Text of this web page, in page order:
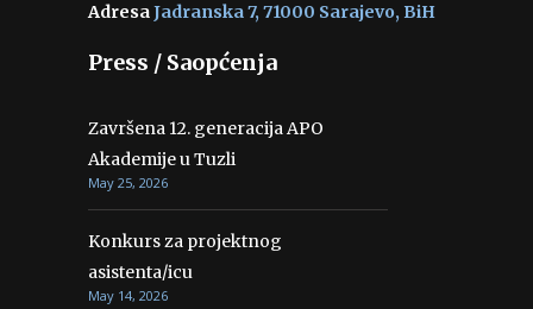
AdresaJadranska 7, 71000 Sarajevo, BiH
Press / Saopćenja
Završena 12. generacija APO
Akademije u Tuzli
May 25, 2026
Konkurs za projektnog
asistenta/icu
May 14, 2026